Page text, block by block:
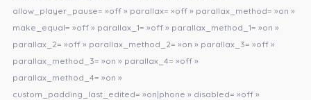
allow_player_pause= »off » parallax= »off » parallax_method= »on »
make_equal= »off » parallax_1= »off » parallax_method_1= »on »
parallax_2= »off » parallax_method_2= »on » parallax_3= »off »
parallax_method_3= »on » parallax_4= »off »
parallax_method_4= »on »
custom_padding_last_edited= »on|phone » disabled= »off »